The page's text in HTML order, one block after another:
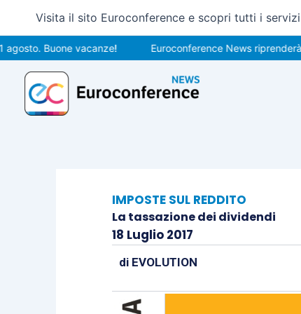
contenuto
Visita il sito Euroconference e scopri tutti i servizi
Buone vacanze! Euroconference News riprenderà le
IMPOSTE SUL REDDITO
La tassazione dei dividendi
18 Luglio 2017
di EVOLUTION